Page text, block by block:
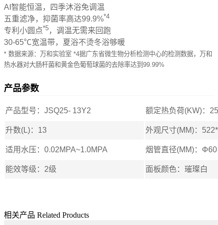
AI智能恒温，四季沐浴免调温
五重滤净，抑菌率高达99.9%*4
专利小圆点*5 ，调温无需来回跑
30-65℃宽温带，夏浴不烫冬浴够暖
* 数据来源：万和实验室 *4据广东省微生物分析检测中心的检测数据，万和
热水器对大肠杆菌和黄金色葡萄球菌的去除率达到99.99%
产品参数
产品型号：JSQ25- 13Y2 额定热负荷(KW)：25
升数(L)：13 外观尺寸(MM)：
适用水压：0.02MPA~1.0MPA 烟管直径(MM)：Φ60
能效等级：2级 面板颜色：璀璨白
相关产品 Related Products